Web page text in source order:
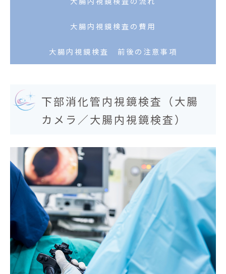
大腸内視鏡検査の費用
大腸内視鏡検査 前後の注意事項
下部消化管内視鏡検査（大腸
カメラ／大腸内視鏡検査）